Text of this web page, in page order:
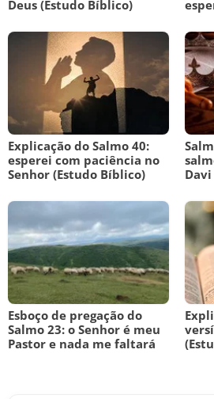
Deus (Estudo Bíblico)
Explicação do Salmo 40:
esperei com paciência no
Senhor (Estudo Bíblico)
Davi
Esboço de pregação do
Salmo 23: o Senhor é meu
Pastor e nada me faltará